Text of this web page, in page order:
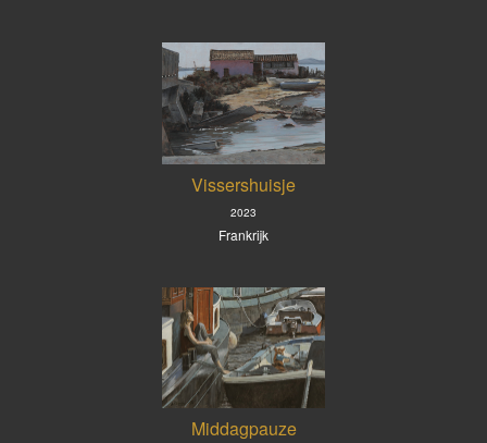
Vissershuisje
2023
Frankrijk
Middagpauze